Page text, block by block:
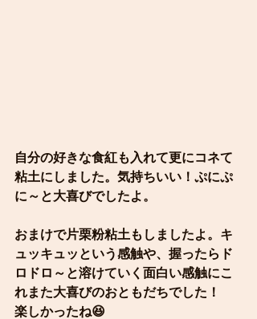
自分の好きな食紅も入れて更にコネて
粘土にしました。気持ちいい！ぷにぷ
に～と大喜びでしたよ。
おまけで片栗粉粘土もしましたよ。キ
ュッキュッという感触や、握ったらド
ロドロ～と溶けていく面白い感触にこ
れまた大喜びのおともだちでした！
楽しかったね😆